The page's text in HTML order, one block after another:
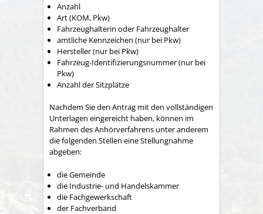
Anzahl
Art (KOM, Pkw)
Fahrzeughalterin oder Fahrzeughalter
amtliche Kennzeichen (nur bei Pkw)
Hersteller (nur bei Pkw)
Fahrzeug-Identifizierungsnummer (nur bei
Pkw)
Anzahl der Sitzplätze
Nachdem Sie den Antrag mit den vollständigen
Unterlagen eingereicht haben, können im
Rahmen des Anhörverfahrens unter anderem
die folgenden Stellen eine Stellungnahme
abgeben:
die Gemeinde
die Industrie- und Handelskammer
die Fachgewerkschaft
der Fachverband